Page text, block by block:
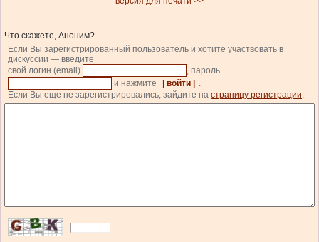
Что скажете, Аноним?
Если Вы зарегистрированный пользователь и хотите участвовать в
дискуссии — введите
свой логин (email)
, пароль
и нажмите
| войти |
.
Если Вы еще не зарегистрировались, зайдите на страницу регистрации.